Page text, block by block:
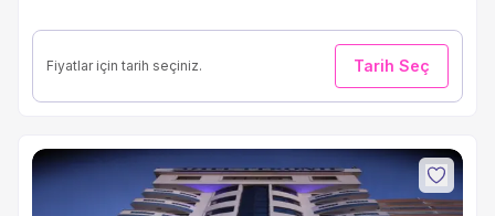
Fiyatlar için tarih seçiniz. Tarih Seç